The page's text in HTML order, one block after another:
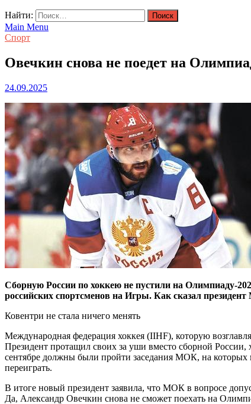
Найти:
Main Menu
Спорт
Овечкин снова не поедет на
24.09.2025
Сборную России по хоккею не пустили на Олимпиаду-
российских спортсменов на Игры. Как сказал
Ковентри не стала ничего менять
Международная федерация хоккея (IIHF), которую
Президент протащил своих за уши вместо сборной
сентябре должны были пройти заседания МОК, на которых
переиграть.
В итоге новый президент заявила, что МОК в вопросе
Да, Александр Овечкин снова не сможет поехать на